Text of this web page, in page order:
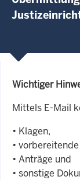
Wichtiger
Mittels E-Mail
• Klagen,
•
• Anträge und
• sonstige